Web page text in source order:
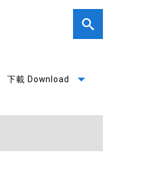
下載 Download arrow_drop_down